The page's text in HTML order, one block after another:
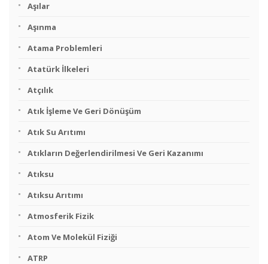
Aşılar
Aşınma
Atama Problemleri
Atatürk İlkeleri
Atçılık
Atık İşleme Ve Geri Dönüşüm
Atık Su Arıtımı
Atıkların Değerlendirilmesi Ve Geri Kazanımı
Atıksu
Atıksu Arıtımı
Atmosferik Fizik
Atom Ve Molekül Fiziği
ATRP